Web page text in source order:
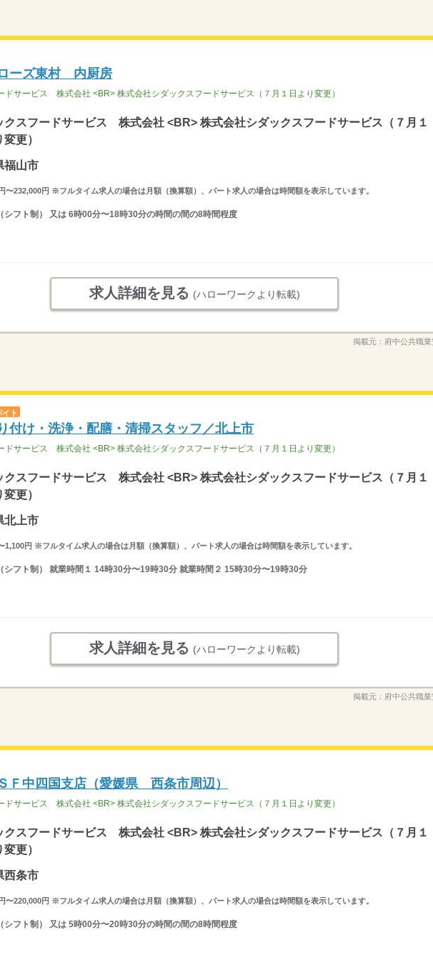
ーズ東村 内厨房
ドサービス 株式会社 <BR> 株式会社シダックスフードサービス（７月１日より変更）
クスフードサービス 株式会社 <BR> 株式会社シダックスフードサービス（７月１
変更）
福山市
〜232,000円 ※フルタイム求人の場合は月額（換算額）、パート求人の場合は時間額を表示しています。
シフト制） 又は 6時00分〜18時30分の時間の間の8時間程度
求人詳細を見る (ハローワークより転載)
掲載元： 府中公共職
ト
付け・洗浄・配膳・清掃スタッフ／北上市
ドサービス 株式会社 <BR> 株式会社シダックスフードサービス（７月１日より変更）
クスフードサービス 株式会社 <BR> 株式会社シダックスフードサービス（７月１
変更）
北上市
1,100円 ※フルタイム求人の場合は月額（換算額）、パート求人の場合は時間額を表示しています。
シフト制） 就業時間１ 14時30分〜19時30分 就業時間２ 15時30分〜19時30分
求人詳細を見る (ハローワークより転載)
掲載元： 府中公共職
Ｆ中四国支店（愛媛県 西条市周辺）
ドサービス 株式会社 <BR> 株式会社シダックスフードサービス（７月１日より変更）
クスフードサービス 株式会社 <BR> 株式会社シダックスフードサービス（７月１
変更）
西条市
〜220,000円 ※フルタイム求人の場合は月額（換算額）、パート求人の場合は時間額を表示しています。
シフト制） 又は 5時00分〜20時30分の時間の間の8時間程度